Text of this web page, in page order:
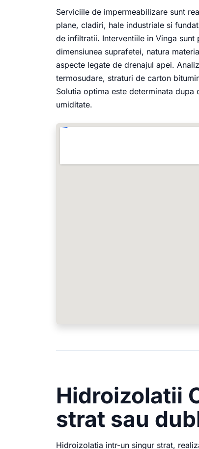
Serviciile de impermeabilizare sunt
plane, cladiri, hale industriale si
de infiltratii. Interventiile in Vinga
dimensiunea suprafetei, natura
aspecte legate de drenajul apei.
termosudare, straturi de carton
Solutia optima este determinata
umiditate.
Hidroizolatii
strat sau
Hidroizolatia intr-un singur strat,